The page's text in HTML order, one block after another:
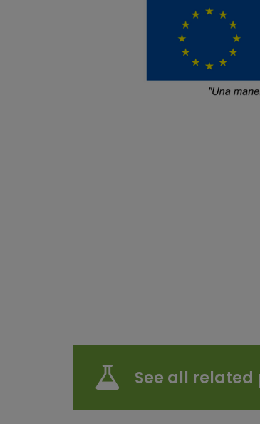
See all related